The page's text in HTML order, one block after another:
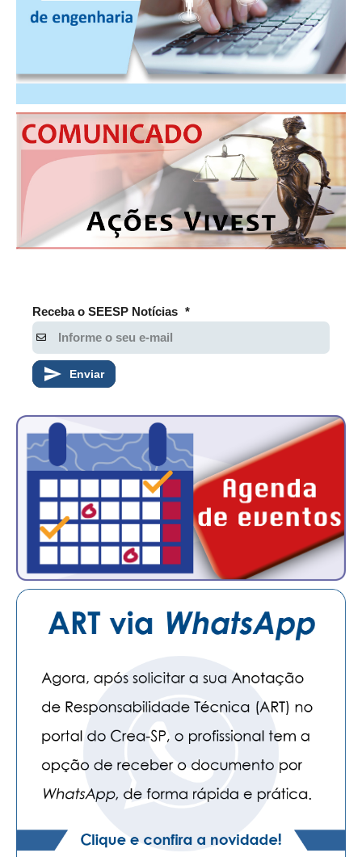
CONSÓRCIOS
CAMPANHAS SALARIAIS
COMUNICAÇÃO
PALAVRA DO MURILO
JORNAL DO ENGENHEIRO
AGENDA
NOTÍCIAS NO WHATSAPP
FOTOS
PUBLICAÇÕES
PUBLICIDADE
MANUAL DE REDAÇÃO
CONTATO
ATUALIZAÇÃO CADASTRAL
NÚCLEO JOVEM
Receba o SEESP Notícias *
Enviar